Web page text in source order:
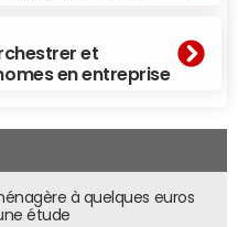
et
en entreprise
à quelques euros
étude